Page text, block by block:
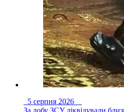
5 серпня 2026
За добу ЗСУ ліквідували